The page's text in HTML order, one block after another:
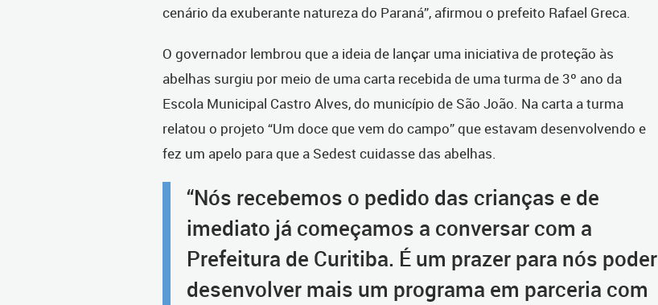
cenário da exuberante natureza do Paraná”, afirmou o prefeito Rafael Greca.
O governador lembrou que a ideia de lançar uma iniciativa de proteção às
abelhas surgiu por meio de uma carta recebida de uma turma de 3º ano da
Escola Municipal Castro Alves, do município de São João. Na carta a turma
relatou o projeto “Um doce que vem do campo” que estavam desenvolvendo e
fez um apelo para que a Sedest cuidasse das abelhas.
“Nós recebemos o pedido das crianças e de
imediato já começamos a conversar com a
Prefeitura de Curitiba. É um prazer para nós poder
desenvolver mais um programa em parceria com